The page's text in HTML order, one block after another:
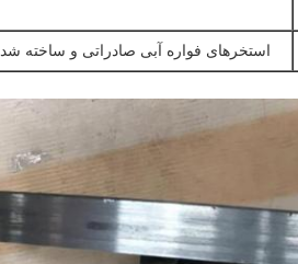
استخرهای فواره آبی صادراتی و ساخته شده در